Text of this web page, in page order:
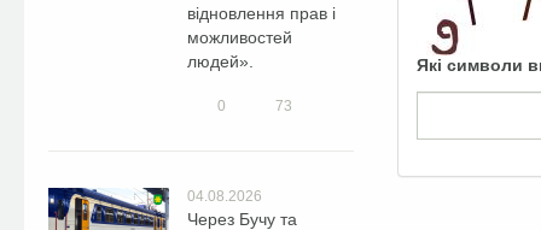
відновлення прав і
можливостей
людей».
0 73
04.08.2026
Через Бучу та
Які символи